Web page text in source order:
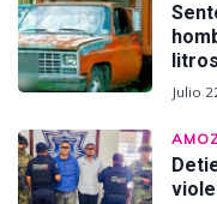
Julio